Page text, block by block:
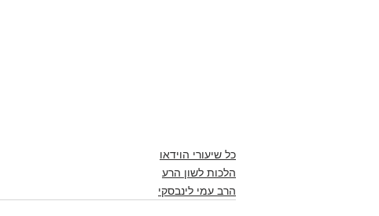
כל שיעורי הוידאו
הלכות לשון הרע
הרב עמי לינבסקי